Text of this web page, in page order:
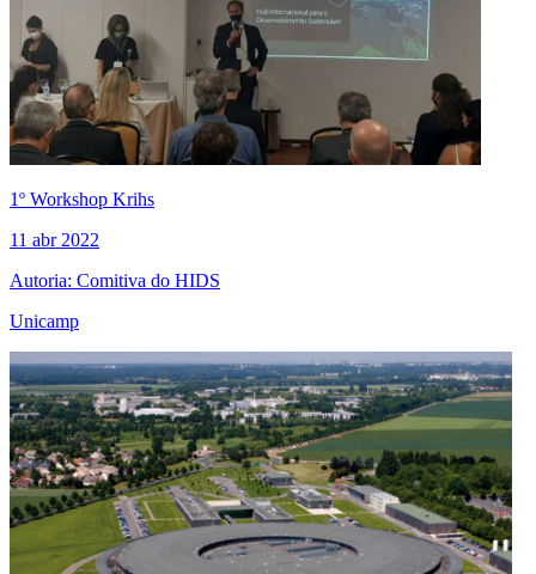
1º Workshop Krihs
11 abr 2022
Autoria: Comitiva do HIDS
Unicamp